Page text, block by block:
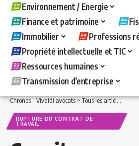
Environnement / Energie
Finance et patrimoine
Immobilier
Professions
Propriété intellectuelle et TIC
Ressources humaines
Transmission d’entreprise
Chronos - Vivaldi avocats>Tous les articles >
RUPTURE DU CONTRAT DE
TRAVAIL